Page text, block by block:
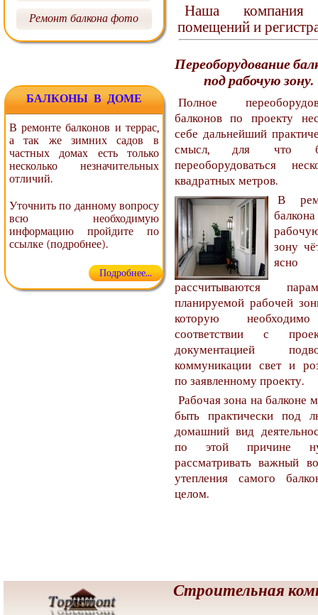
Наша
помещений и
Ремонт балкона фото
БАЛКОНЫ В ДОМЕ
В ремонте балконов и террас,
а так же зимних садов в
частных домах есть только
несколько незначительных
отличий.
Уточнить по данному вопросу
всю необходимую
информацию пройдите по
ссылке (подробнее).
Подробнее...
Переоборудование
под рабочую зону.
Полное
балконов по проекту
себе дальнейший
смысл, для что
переоборудоваться
квадратных метров.
В
зону
ясно
рассчитываются
планируемой рабочей
которую
соответствии с
документацией
коммуникации свет и
по заявленному проекту.
Рабочая зона на балконе
быть практически под
домашний вид
по этой причине
рассматривать важный
утепления самого
целом.
Строительная